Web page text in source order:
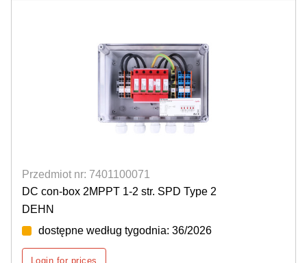
Przedmiot nr: 7401100071
DC con-box 2MPPT 1-2 str. SPD Type 2
DEHN
dostępne według tygodnia: 36/2026
Login for prices